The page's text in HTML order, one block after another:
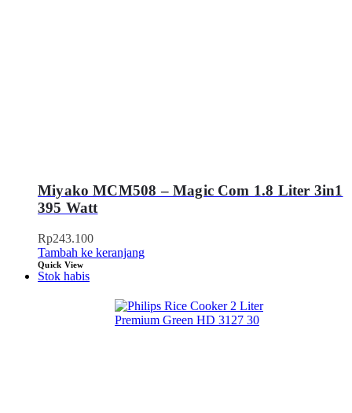
Miyako MCM508 – Magic Com 1.8 Liter 3in1
395 Watt
Rp243.100
Tambah ke keranjang
Quick View
Stok habis